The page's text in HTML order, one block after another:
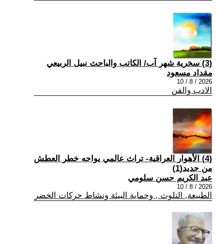
(3) سخرية شهر آب/ الكاتب والباحث نبيل الربيعي
مقداد مسعود
2026 / 8 / 10
الادب والفن
(4) الأهوار العراقية- تراث عالمي يواجه خطر العطش
من جديد(1)
عبد الكريم حسن سلومي
2026 / 8 / 10
الطبيعة, التلوث , وحماية البيئة ونشاط حركات الخضر